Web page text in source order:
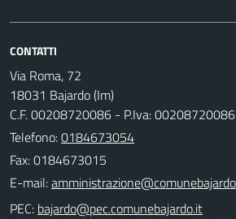
CONTATTI
Via Roma, 72
18031 Bajardo (Im)
C.F. 00208720086 - P.Iva: 00208720086
Telefono:0184673054
Fax: 0184673015
E-mail:
PEC: